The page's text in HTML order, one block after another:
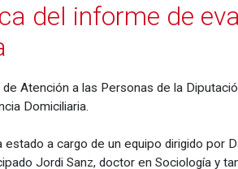
del informe de
Atención a las Personas de la
Domiciliaria.
a cargo de un equipo dirigido por
Jordi Sanz, doctor en Sociología y